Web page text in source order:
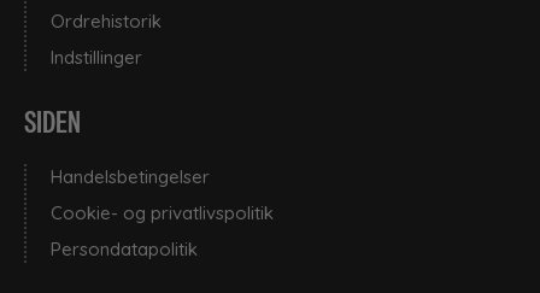
Ordrehistorik
Indstillinger
SIDEN
Handelsbetingelser
Cookie- og privatlivspolitik
Persondatapolitik